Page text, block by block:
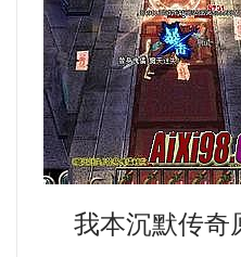
我本沉默传奇